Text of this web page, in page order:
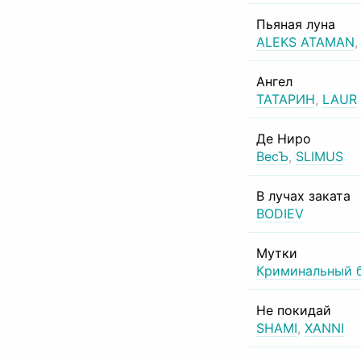
Пьяная луна
ALEKS ATAMAN,
Ангел
ТАТАРИН, LAUR
Де Ниро
ВесЪ, SLIMUS
В лучах заката
BODIEV
Мутки
Криминальный
Не покидай
SHAMI, XANNI